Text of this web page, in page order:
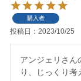
購入者
投稿日 2023/10/25
アンジェリさん
り、じっくり